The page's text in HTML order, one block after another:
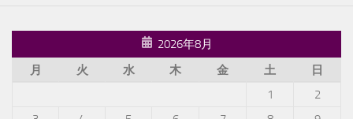
2026年8月
月
火 水 木 金 土
日
1
2